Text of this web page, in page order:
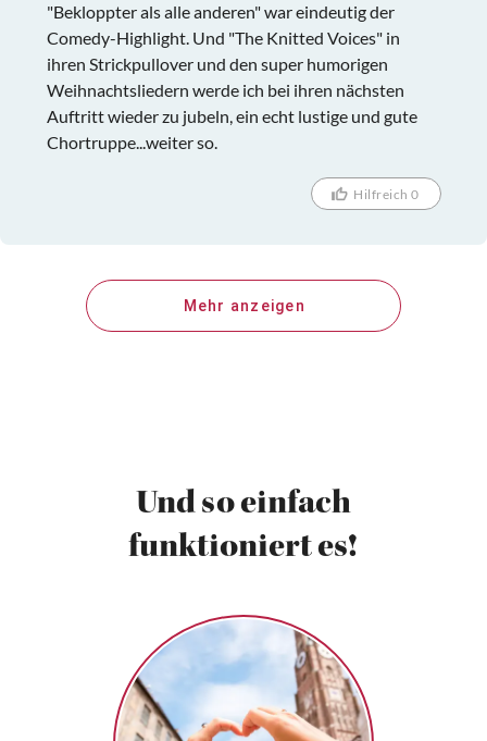
"Bekloppter als alle anderen" war eindeutig der
Comedy-Highlight. Und "The Knitted Voices" in
ihren Strickpullover und den super humorigen
Weihnachtsliedern werde ich bei ihren nächsten
Auftritt wieder zu jubeln, ein echt lustige und gute
Chortruppe...weiter so.
Hilfreich 0
Mehr anzeigen
Und so einfach
funktioniert es!